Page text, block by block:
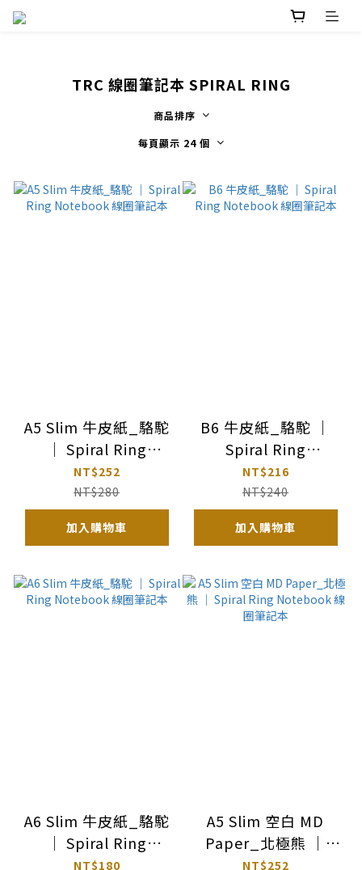
TRC 線圈筆記本 SPIRAL RING
商品排序
每頁顯示 24 個
A5 Slim 牛皮紙_駱駝
｜ Spiral Ring
Notebook 線圈筆記
本
NT$252
NT$280
加入購物車
B6 牛皮紙_駱駝 ｜
Spiral Ring
Notebook 線圈筆記
本
NT$216
NT$240
加入購物車
A6 Slim 牛皮紙_駱駝
｜ Spiral Ring
Notebook 線圈筆記
NT$180
A5 Slim 空白 MD
Paper_北極熊 ｜
Spiral Ring
NT$252